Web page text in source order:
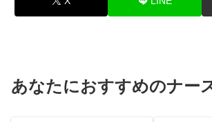
あなたにおすすめのナー